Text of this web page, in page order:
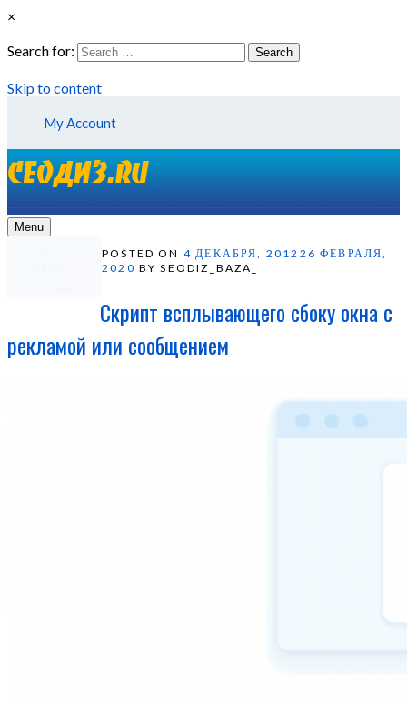
×
Search for:
Search
Skip to content
My Account
Menu
POSTED ON 4 ДЕКАБРЯ, 2012 26 ФЕВРАЛЯ,
2020 BY SEODIZ_BAZA_
Скрипт всплывающего сбоку окна с
рекламой или сообщением